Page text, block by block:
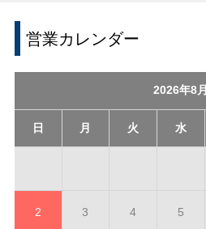
営業カレンダー
2026年8月
日 月 火 水
2 3 4 5